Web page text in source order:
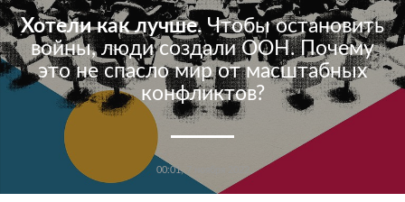
Хотели как лучше. Чтобы остановить
войны, люди создали ООН. Почему
это не спасло мир от масштабных
конфликтов?
00:01, 7 ноября 2022